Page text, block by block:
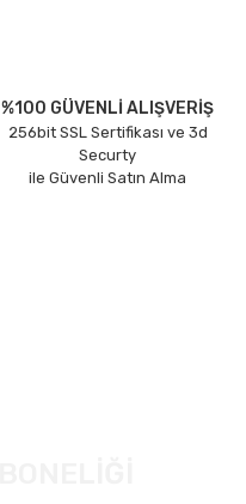
%100 GÜVENLİ ALIŞVERİŞ
256bit SSL Sertifikası ve 3d
Securty
ile Güvenli Satın Alma